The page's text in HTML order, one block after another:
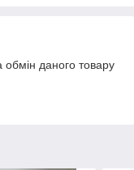
даного товару